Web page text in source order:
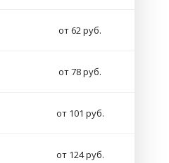
от 62 руб.
от 78 руб.
от 101 руб.
от 124 руб.